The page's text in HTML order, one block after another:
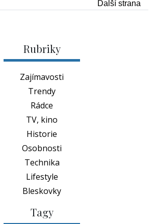
Zajímavosti
Rádce
TV, kino
Historie
Osobnosti
Technika
Lifestyle
Bleskovky
Tagy